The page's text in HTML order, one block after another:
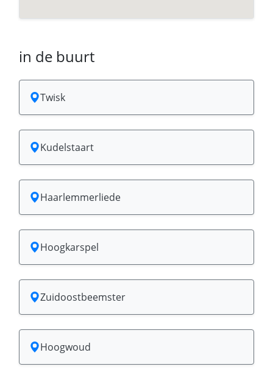
in de buurt
Twisk
Kudelstaart
Haarlemmerliede
Hoogkarspel
Zuidoostbeemster
Hoogwoud